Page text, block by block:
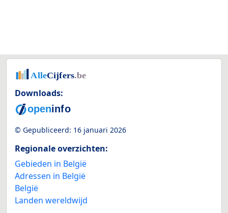
Downloads:
© Gepubliceerd: 16 januari 2026
Regionale overzichten:
Gebieden in België
Adressen in België
België
Landen wereldwijd